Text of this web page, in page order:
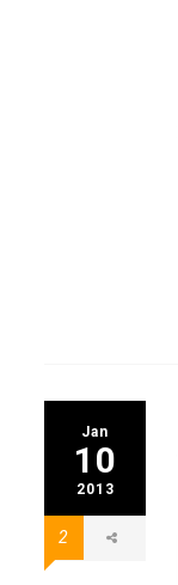
Jan
10
2013
2